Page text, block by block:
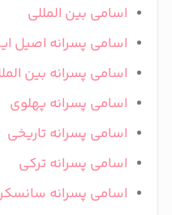
اسامی بین المللی
اسامی پسرانه اصیل
اسامی پسرانه بین
اسامی پسرانه پهلوی
اسامی پسرانه تاریخی
اسامی پسرانه ترکی
اسامی پسرانه